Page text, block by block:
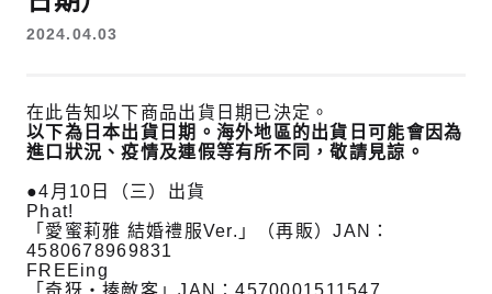
2024.04.03
在此告知以下商品出貨日期已決定。
以下為日本出貨日期。海外地區的出貨日可能會因為
進口狀況、疫情及連假等有所不同，敬請見諒。
●4月10日（三）出貨
Phat!
「愛蜜莉雅 結婚禮服Ver.」（再販）JAN：
4580678969831
FREEing
「奇犽‧揍敵客」JAN：4570001511547